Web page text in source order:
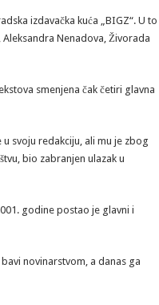
izdavačka kuća „BIGZ“. U to
Nenadova, Živorada
smenjena čak četiri glavna
svoju redakciju, ali mu je zbog
bio zabranjen ulazak u
godine postao je glavni i
novinarstvom, a danas ga